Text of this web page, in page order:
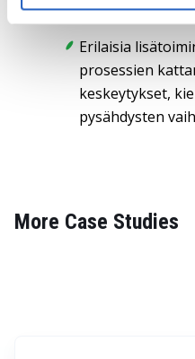
pysäkit, HU.
Erilaisia
prosessien
keskeytykset,
pysähdysten
More Case Studies